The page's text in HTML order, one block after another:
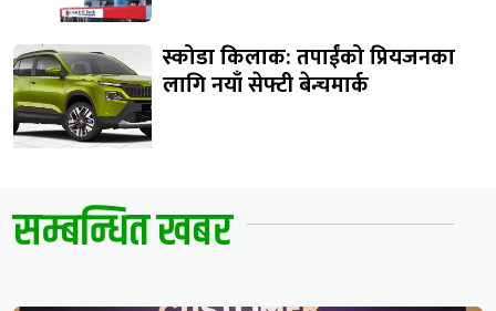
स्कोडा किलाक: तपाईंको प्रियजनका
लागि नयाँ सेफ्टी बेन्चमार्क
सम्बन्धित खबर